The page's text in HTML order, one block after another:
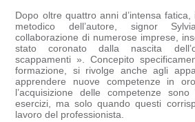
Dopo oltre quattro anni d’intensa
metodico dell’autore, signor
collaborazione di numerose imprese,
stato coronato dalla nascita
scappamenti ». Concepito
formazione, si rivolge anche agli
apprendere nuove competenze in
l’acquisizione delle competenze
esercizi, ma solo quando questi
lavoro del professionista.